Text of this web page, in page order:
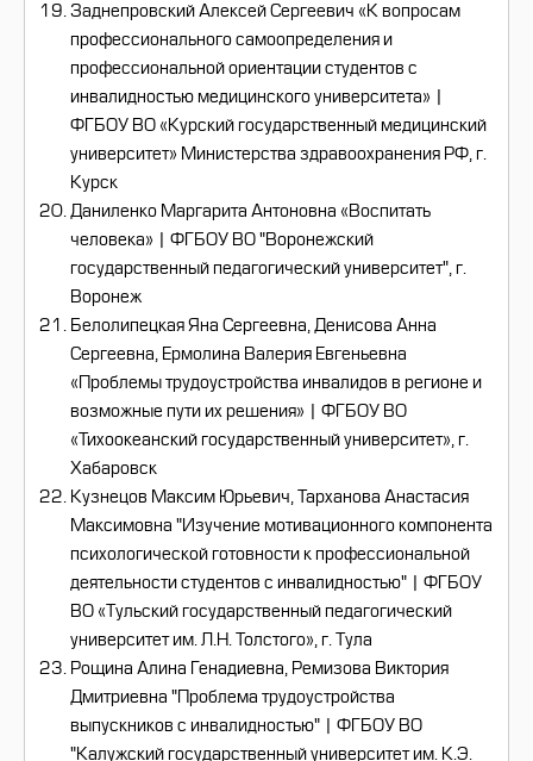
Заднепровский Алексей Сергеевич «К вопросам
профессионального самоопределения и
профессиональной ориентации студентов с
инвалидностью медицинского университета» |
ФГБОУ ВО «Курский государственный медицинский
университет» Министерства здравоохранения РФ, г.
Курск
Даниленко Маргарита Антоновна «Воспитать
человека» | ФГБОУ ВО "Воронежский
государственный педагогический университет", г.
Воронеж
Белолипецкая Яна Сергеевна, Денисова Анна
Сергеевна, Ермолина Валерия Евгеньевна
«Проблемы трудоустройства инвалидов в регионе и
возможные пути их решения» | ФГБОУ ВО
«Тихоокеанский государственный университет», г.
Хабаровск
Кузнецов Максим Юрьевич, Тарханова Анастасия
Максимовна "Изучение мотивационного компонента
психологической готовности к профессиональной
деятельности студентов с инвалидностью" | ФГБОУ
ВО «Тульский государственный педагогический
университет им. Л.Н. Толстого», г. Тула
Рощина Алина Генадиевна, Ремизова Виктория
Дмитриевна "Проблема трудоустройства
выпускников с инвалидностью" | ФГБОУ ВО
"Калужский государственный университет им. К.Э.